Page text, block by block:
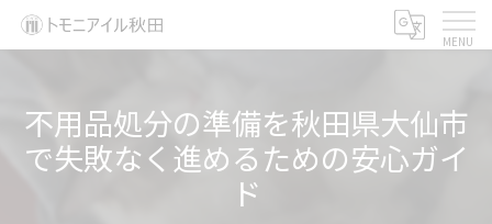
不用品処分の準備を秋田県大仙市
で失敗なく進めるための安心ガイ
ド